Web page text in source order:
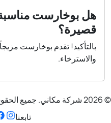
هل بوخارست
قصيرة؟
بالتأكيد! تقدم بوخارست مزيجاً
والاسترخاء.
© 2026 شركة مكاني. جميع الحقوق محفوظة.
تابعنا